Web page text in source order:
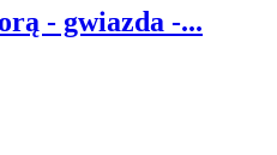
- gwiazda -...